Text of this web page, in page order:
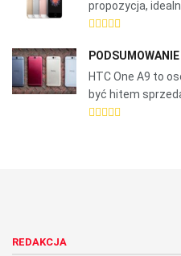
propozycja,
PODSUMOWANIE
HTC One A9 to
być hitem
REDAKCJA